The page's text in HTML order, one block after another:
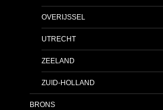
OVERIJSSEL
UTRECHT
ZEELAND
ZUID-HOLLAND
BRONS